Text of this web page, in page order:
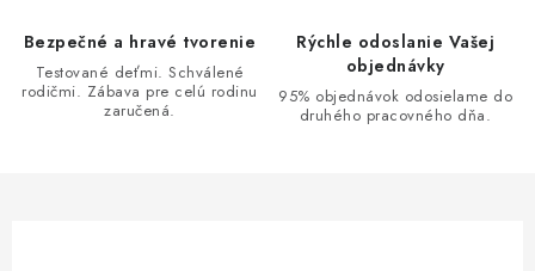
p
v
Bezpečné a hravé tvorenie
Testované deťmi. Schválené
rodičmi. Zábava pre celú rodinu
zaručená.
Rýchle odoslanie Vašej
objednávky
95% objednávok odosielame do
druhého pracovného dňa.